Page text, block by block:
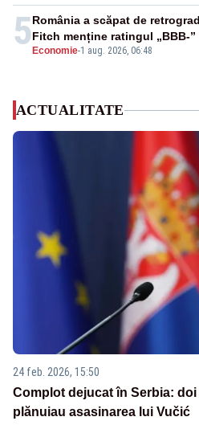
5 Economie-1 aug. 2026, 06:48
România a scăpat de
Fitch menține ratingul „BBB-
ACTUALITATE
24 feb. 2026, 15:50
Complot dejucat în Serbia:
plănuiau asasinarea lui Vučić